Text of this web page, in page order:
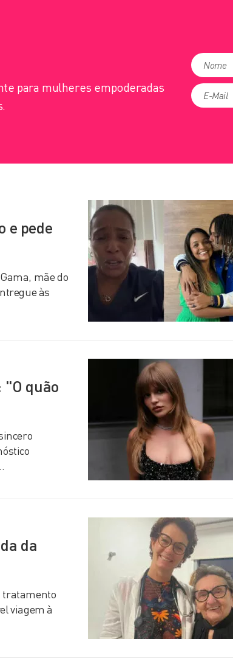
para mulheres empoderadas
e pede
mãe do
às
quão
da
tratamento
viagem à